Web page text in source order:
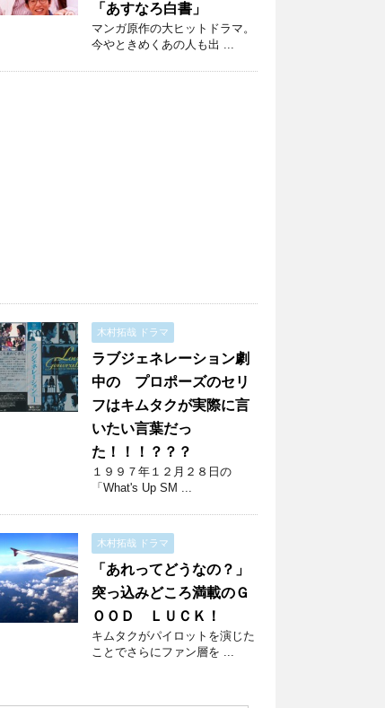
「あすなろ白書」
マンガ原作の大ヒットドラマ。
今やときめくあの人も出 ...
木村拓哉 ドラマ
ラブジェネレーション劇
中の プロポーズのセリ
フはキムタクが実際に言
いたい言葉だっ
た！！！？？？
１９９７年１２月２８日の
「What's Up SM ...
木村拓哉 ドラマ
「あれってどうなの？」
突っ込みどころ満載のＧ
ＯＯＤ ＬＵＣＫ！
キムタクがパイロットを演じた
ことでさらにファン層を ...